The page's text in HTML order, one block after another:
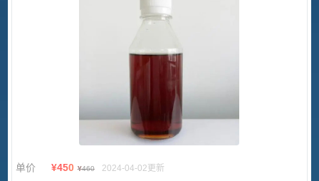
单价 ¥450 ¥460 2024-04-02更新